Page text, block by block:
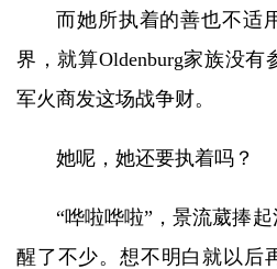
而她所执着的善也不适
界，就算Oldenburg家族没
军火商发这场战争财。
她呢，她还要执着吗？
“哗啦哗啦”，景流葳捧
醒了不少。想不明白就以后